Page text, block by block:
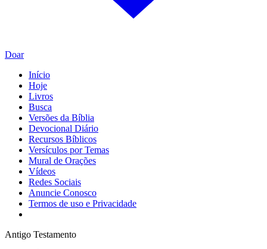
Doar
Início
Hoje
Livros
Busca
Versões da Bíblia
Devocional Diário
Recursos Bíblicos
Versículos por Temas
Mural de Orações
Vídeos
Redes Sociais
Anuncie Conosco
Termos de uso e Privacidade
Antigo Testamento